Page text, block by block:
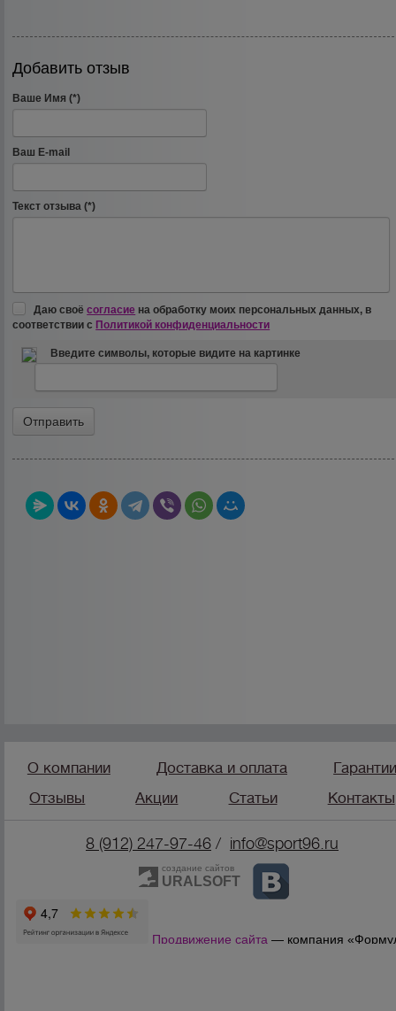
Добавить отзыв
Ваше Имя (*)
Ваш E-mail
Текст отзыва (*)
Даю своёсогласие на обработку моих персональных данных, в
соответствии с Политикой конфиденциальности
Введите символы, которые видите на картинке
О компании Доставка и оплата
Отзывы
Акции Статьи Контакты
8 (912) 247-97-46 / info@sport96.ru
создание сайтов
URALSOFT
Продвижение сайта — компания